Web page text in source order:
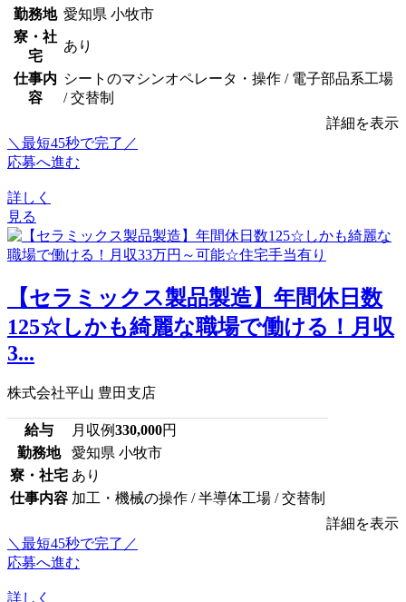
勤務地 愛知県 小牧市
寮・社
宅
あり
仕事内
容
シートのマシンオペレータ・操作 / 電子部品系工場
/ 交替制
詳細を表示
＼最短45秒で完了／
応募へ進む
詳しく
見る
【セラミックス製品製造】年間休日数
125☆しかも綺麗な職場で働ける！月収
3...
株式会社平山 豊田支店
給与 月収例330,000円
勤務地
愛知県 小牧市
寮・社宅 あり
仕事内容 加工・機械の操作 / 半導体工場 / 交替制
詳細を表示
＼最短45秒で完了／
応募へ進む
詳しく